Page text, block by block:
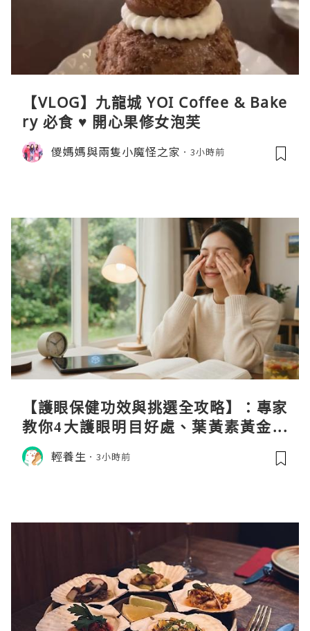
【VLOG】九龍城 YOI Coffee & Bake
ry 必食 ♥ 開心果修女泡芙
儍媽媽與兩隻小魔怪之家 3小時前
【護眼保健功效與挑選全攻略】：專家
教你4大護眼明目好處、葉黃素黃金比
例與挑選秘訣
輕養生 3小時前